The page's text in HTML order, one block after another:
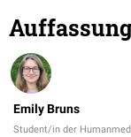
Emily Bruns
Student/in der